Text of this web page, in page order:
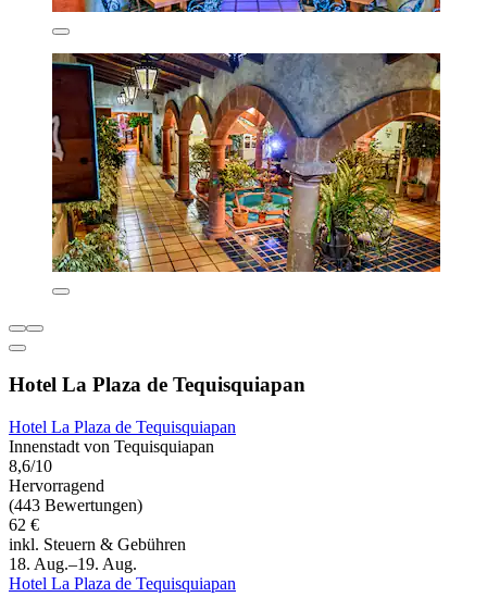
Hotel La Plaza de Tequisquiapan
Hotel La Plaza de Tequisquiapan
Innenstadt von Tequisquiapan
8,6/10
Hervorragend
(443 Bewertungen)
62 €
inkl. Steuern & Gebühren
18. Aug.–19. Aug.
Hotel La Plaza de Tequisquiapan